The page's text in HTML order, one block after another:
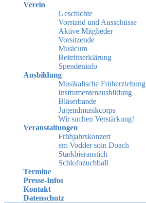
Verein
Geschichte
Vorstand und Ausschüsse
Aktive Mitglieder
Vorsitzende
Musicum
Beitrittserklärung
Spendeninfo
Ausbildung
Musikalische Früherziehung
Instrumentenausbildung
Bläserbande
Jugendmusikcorps
Wir suchen Verstärkung!
Veranstaltungen
Frühjahrskonzert
em Vodder soin Doach
Starkbieranstich
Schlofozuchball
Termine
Presse-Infos
Kontakt
Datenschutz